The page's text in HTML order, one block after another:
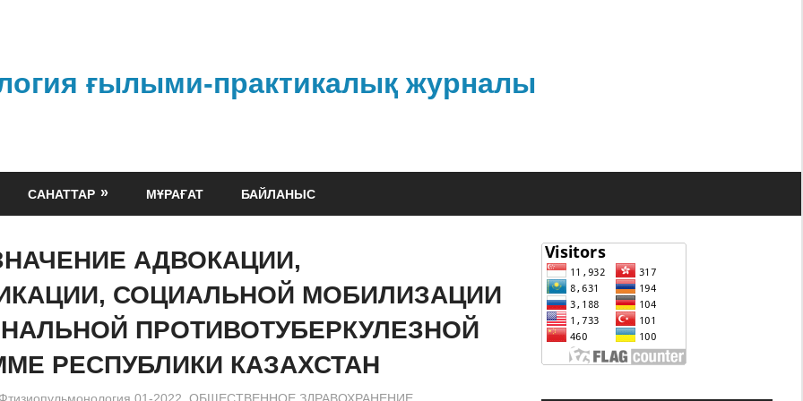
ғылыми-практикалық журналы
САНАТТАР МҰРАҒАТ БАЙЛАНЫС
АДВОКАЦИИ,
СОЦИАЛЬНОЙ МОБИЛИЗАЦИИ
ПРОТИВОТУБЕРКУЛЕЗНОЙ
РЕСПУБЛИКИ КАЗАХСТАН
admin
Фтизиопульмонология 01-2022 ОБЩЕСТВЕННОЕ ЗДРАВОХРАНЕНИЕ